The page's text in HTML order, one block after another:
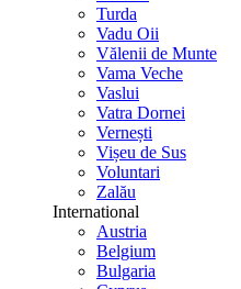
Turda
Vadu Oii
Vălenii de Munte
Vama Veche
Vaslui
Vatra Dornei
Vernești
Vișeu de Sus
Voluntari
Zalău
International
Austria
Belgium
Bulgaria